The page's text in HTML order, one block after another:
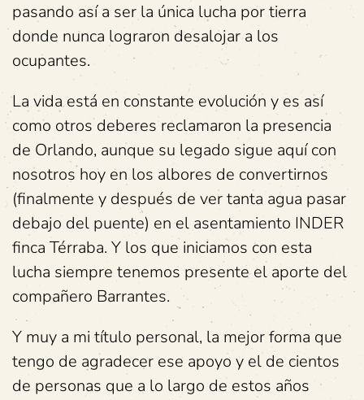
pasando así a ser la única lucha por tierra
donde nunca lograron desalojar a los
ocupantes.
La vida está en constante evolución y es así
como otros deberes reclamaron la presencia
de Orlando, aunque su legado sigue aquí con
nosotros hoy en los albores de convertirnos
(finalmente y después de ver tanta agua pasar
debajo del puente) en el asentamiento INDER
finca Térraba. Y los que iniciamos con esta
lucha siempre tenemos presente el aporte del
compañero Barrantes.
Y muy a mi título personal, la mejor forma que
tengo de agradecer ese apoyo y el de cientos
de personas que a lo largo de estos años